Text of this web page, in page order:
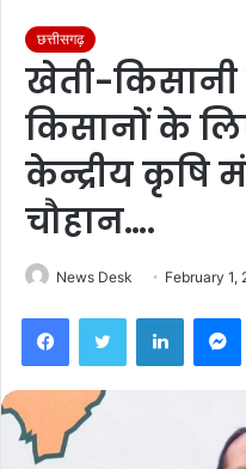
छत्तीसगढ़
खेती-
किसानों के
केन्द्रीय कृषि
चौहान….
News Desk February 1,